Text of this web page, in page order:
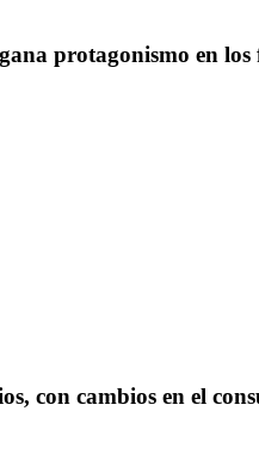
protagonismo en los
con cambios en el